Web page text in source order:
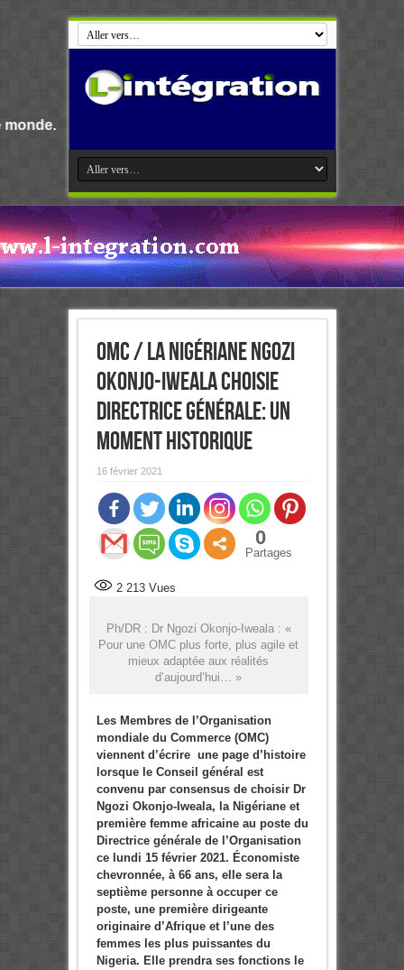
OMC / La Nigériane Ngozi
Okonjo-Iweala choisie
Directrice générale: Un
moment historique
16 février 2021
0
Partages
2 213Vues
Ph/DR : Dr Ngozi Okonjo-Iweala : «
Pour une OMC plus forte, plus agile et
mieux adaptée aux réalités
d’aujourd’hui… »
Les Membres de l’Organisation
mondiale du Commerce (OMC)
viennent d’écrire une page d’histoire
lorsque le Conseil général est
convenu par consensus de choisir Dr
Ngozi Okonjo-Iweala, la Nigériane et
première femme africaine au poste du
Directrice générale de l’Organisation
ce lundi 15 février 2021. Économiste
chevronnée, à 66 ans, elle sera la
septième personne à occuper ce
poste, une première dirigeante
originaire d’Afrique et l’une des
femmes les plus puissantes du
Nigeria. Elle prendra ses fonctions le